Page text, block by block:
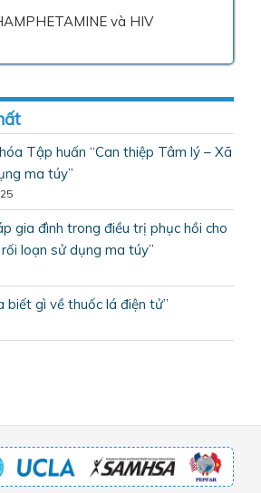
và HIV
Tập huấn “Can thiệp Tâm lý – Xã
ma túy”
gia đình trong điều trị phục hồi cho
loạn sử dụng ma túy”
biết gì về thuốc lá điện tử”